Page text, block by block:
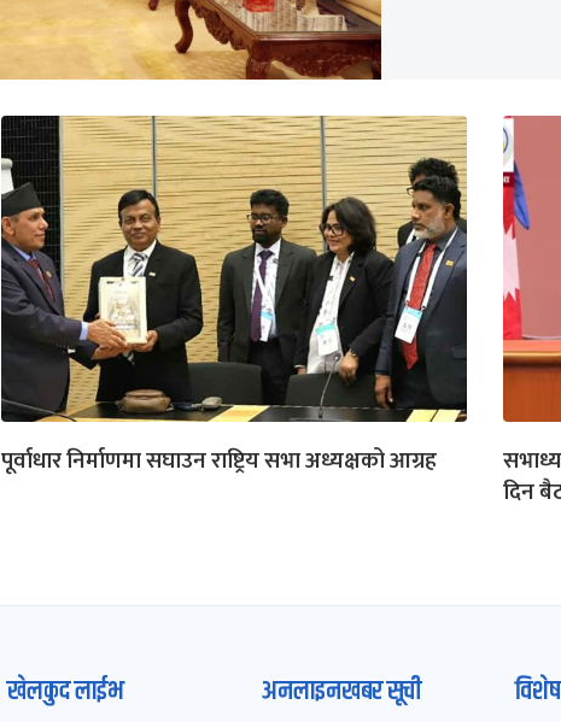
पूर्वाधार निर्माणमा सघाउन राष्ट्रिय सभा अध्यक्षको आग्रह
दिन
खेलकुद लाईभ अनलाइनखबर सूची